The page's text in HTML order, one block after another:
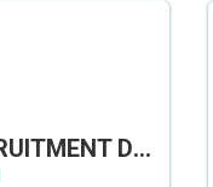
THE REPULSE BAY RECRUITMENT DAY 淺水灣影灣園人才招聘會